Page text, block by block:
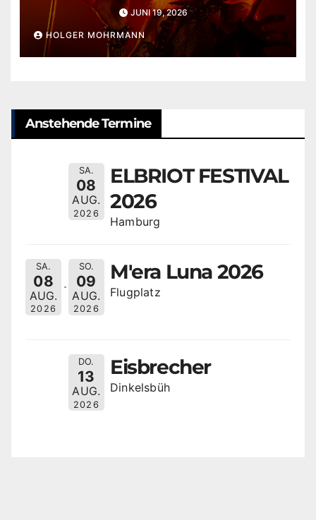
JUNI 19, 2026
HOLGER MOHRMANN
Anstehende Termine
SA.
08
AUG.
2026
ELBRIOT FESTIVAL
2026
Hamburg
SA.
08
AUG.
2026
SO.
09
AUG.
2026
M'era Luna 2026
Flugplatz
DO.
13
AUG.
2026
Eisbrecher
Dinkelsbüh